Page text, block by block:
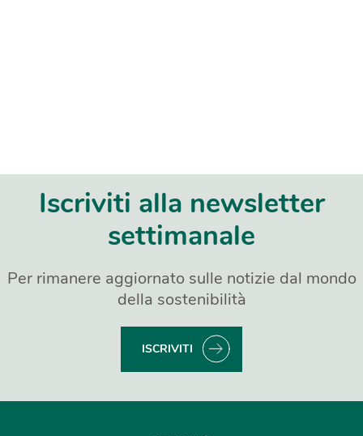
Iscriviti alla newsletter
settimanale
Per rimanere aggiornato sulle notizie dal mondo
della sostenibilità
ISCRIVITI